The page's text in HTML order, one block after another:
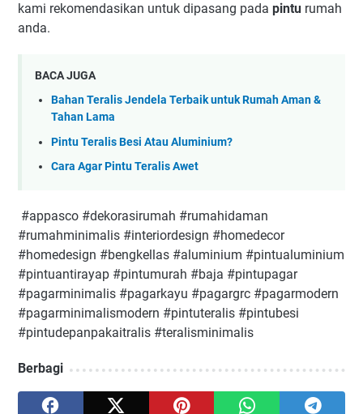
kami rekomendasikan untuk dipasang pada pintu rumah
anda.
BACA JUGA
Bahan Teralis Jendela Terbaik untuk Rumah Aman &
Tahan Lama
Pintu Teralis Besi Atau Aluminium?
Cara Agar Pintu Teralis Awet
#appasco #dekorasirumah #rumahidaman
#rumahminimalis #interiordesign #homedecor
#homedesign #bengkellas #aluminium #pintualuminium
#pintuantirayap #pintumurah #baja #pintupagar
#pagarminimalis #pagarkayu #pagargrc #pagarmodern
#pagarminimalismodern #pintuteralis #pintubesi
#pintudepanpakaitralis #teralisminimalis
Berbagi